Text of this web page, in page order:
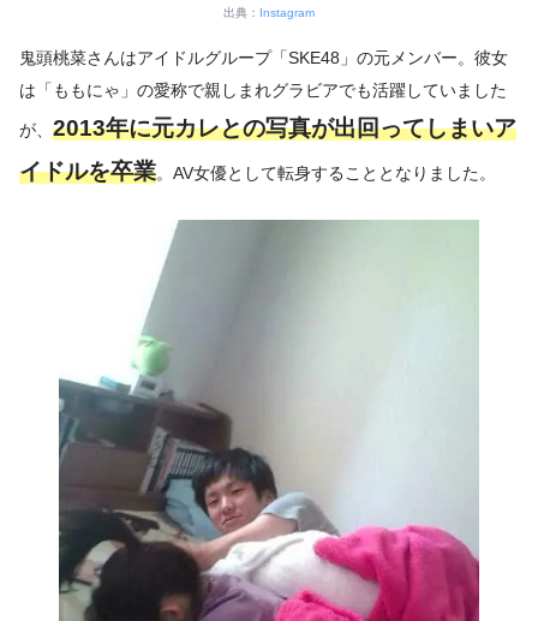
出典： Instagram
鬼頭桃菜さんはアイドルグループ「SKE48」の元メンバー。彼女
は「ももにゃ」の愛称で親しまれグラビアでも活躍していました
が、 2013年に元カレとの写真が出回ってしまいア
イドルを卒業。AV女優として転身することとなりました。